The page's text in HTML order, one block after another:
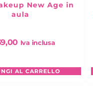
New Age in
aula
Iva inclusa
AL CARRELLO